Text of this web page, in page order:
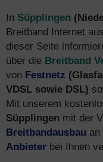
In Süpplingen
Breitband Internet
dieser Seite
über die Breitband
von Festnetz
VDSL sowie DSL)
Mit unserem
Süpplingen mit der
Breitbandausbau an
Anbieter bei Ihnen